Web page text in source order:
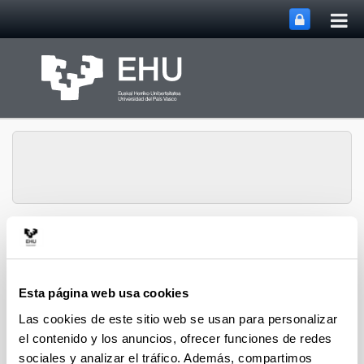
Esta página web usa cookies
Las cookies de este sitio web se usan para personalizar
el contenido y los anuncios, ofrecer funciones de redes
sociales y analizar el tráfico. Además, compartimos
Análisis Económico
MenúAbrir/cerrar
Contratos